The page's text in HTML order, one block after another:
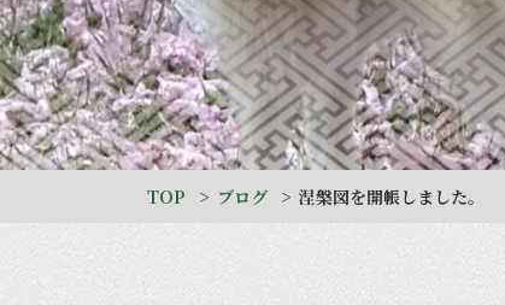
TOP ブログ 涅槃図を開帳しました。